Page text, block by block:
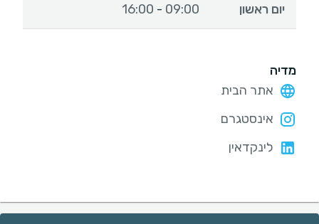
יום ראשון 09:00
-
16:00
מדיה
אתר הבית
אינסטגרם
לינקדאין